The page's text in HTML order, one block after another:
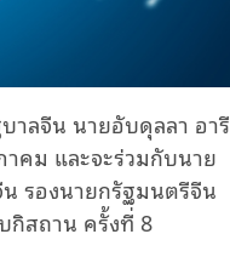
าลจีน นายอับดุลลา อารี
คม และจะร่วมกับนาย
รองนายกรัฐมนตรีจีน
กิสถาน ครั้งที่ 8